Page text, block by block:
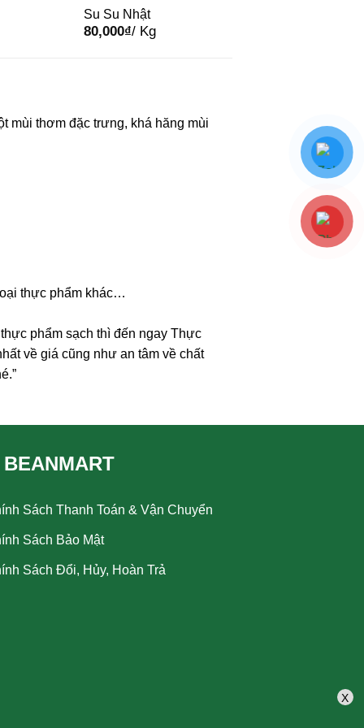
Su Su Nhật
80,000₫/ Kg
mùi thơm đặc trưng, khá hăng mùi
thực phẩm khác…
phẩm sạch thì đến ngay Thực
về giá cũng như an tâm về chất
X
Sách Thanh Toán & Vận Chuyển
Sách Bảo Mật
Sách Đổi, Hủy, Hoàn Trả